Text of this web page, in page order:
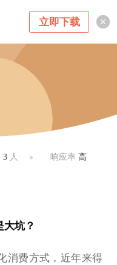
立即下载
3人 响应率 高
坑？
消费方式，近年来得